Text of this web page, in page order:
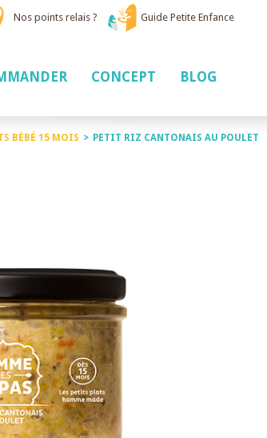
Nos points relais ? Guide Petite Enfance
CONCEPT BLOG
BÉBÉ 15 MOIS > PETIT RIZ CANTONAIS AU POULET